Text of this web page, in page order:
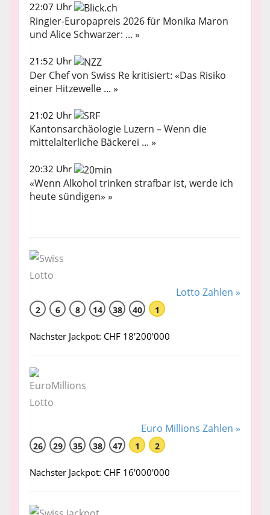
22:07 Uhr
Ringier-Europapreis 2026 für Monika Maron
und Alice Schwarzer: ... »
21:52 Uhr
Der Chef von Swiss Re kritisiert: «Das Risiko
einer Hitzewelle ... »
21:02 Uhr
Kantonsarchäologie Luzern – Wenn die
mittelalterliche Bäckerei ... »
20:32 Uhr
«Wenn Alkohol trinken strafbar ist, werde ich
heute sündigen» »
Lotto Zahlen »
2 6 8 14 38 40 1
Nächster Jackpot: CHF 18'200'000
Euro Millions Zahlen »
26 29 35 38 47 1 2
Nächster Jackpot: CHF 16'000'000